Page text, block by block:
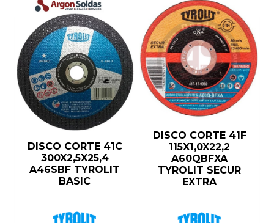
DISCO CORTE 41C
300X2,5X25,4
A46SBF TYROLIT
BASIC
DISCO CORTE 41F
115X1,0X22,2
A60QBFXA
TYROLIT SECUR
EXTRA